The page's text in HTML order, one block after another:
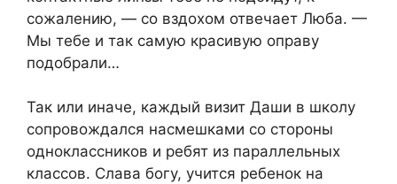
сожалению, — со вздохом отвечает Люба. —
Мы тебе и так самую красивую оправу
подобрали…
Так или иначе, каждый визит Даши в школу
сопровождался насмешками со стороны
одноклассников и ребят из параллельных
классов. Слава богу, учится ребенок на